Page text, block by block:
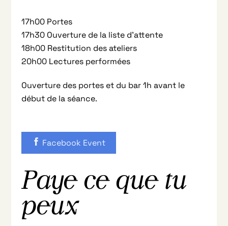
17h00 Portes
17h30 Ouverture de la liste d’attente
18h00 Restitution des ateliers
20h00 Lectures performées
Ouverture des portes et du bar 1h avant le
début de la séance.
Facebook Event
Paye ce que tu
peux